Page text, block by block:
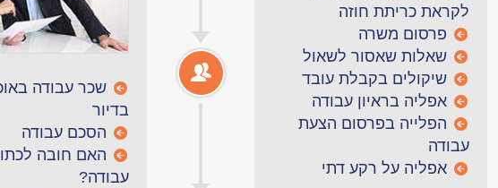
לקראת כריתת חוזה
פרסום משרה
שאלות שאסור לשאול
שיקולים בקבלת עובד
אפליה בראיון עבודה
הפלייה בפרסום הצעת
עבודה
אפליה על רקע דתי
שכר עבודה
בדיור
הסכם עבודה
האם חובה
עבודה?